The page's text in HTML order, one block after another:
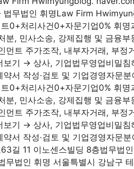
법무법인 휘명Law Firm
0+처리사건0+자문기업0% 휘
분, 민사소송, 강제집행 및 금융
먼트 주가조작, 내부자거래, 부
보기 → 상사, 기업법무영업비밀침
약서 작성·검토 및 기업경영자문
0+처리사건0+자문기업0% 휘
분, 민사소송, 강제집행 및 금융
먼트 주가조작, 내부자거래, 부
보기 → 상사, 기업법무영업비밀침
약서 작성·검토 및 기업경영자문
길 11 이노센스빌딩 8층법무법
무법인 휘명 서울특별시 강남구